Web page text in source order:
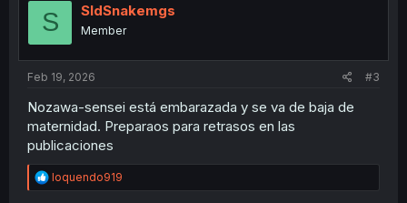
S SldSnakemgs
Member
Feb 19, 2026 #3
Nozawa-sensei está embarazada y se va de baja de
maternidad. Preparaos para retrasos en las
publicaciones
R
e
loquendo919